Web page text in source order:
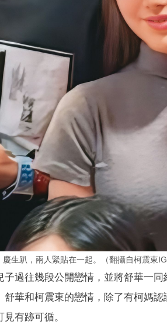
生趴，兩人緊貼在一起。（翻攝自柯震東IG
過往幾段公開戀情，並將舒華一
華和柯震東的戀情，除了有柯媽
有跡可循。